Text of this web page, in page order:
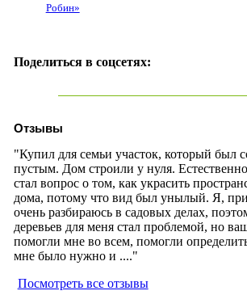
Робин»
Поделиться в соцсетях:
Отзывы
"Купил для семьи участок, который был
пустым. Дом строили у нуля.
стал вопрос о том, как украсить
дома, потому что вид был унылый. Я,
очень разбираюсь в садовых делах,
деревьев для меня стал проблемой, но
помогли мне во всем, помогли
мне было нужно и ...."
Посмотреть все отзывы